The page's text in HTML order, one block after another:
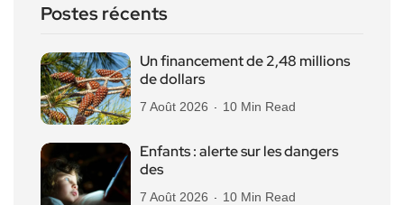
Postes récents
Un financement de 2,48 millions
de dollars
7 Août 2026 10 Min Read
Enfants : alerte sur les dangers
des
7 Août 2026 10 Min Read